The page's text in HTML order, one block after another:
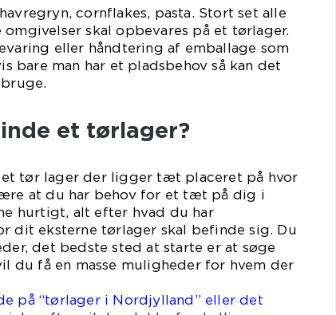
cornflakes, pasta. Stort set alle
skal opbevares på et tørlager.
eller håndtering af emballage som
bare man har et pladsbehov så kan det
et tørlager?
tør lager der ligger tæt placeret på hvor
at du har behov for et tæt på dig i
hurtigt, alt efter hvad du har
dit eksterne tørlager skal befinde sig. Du
det bedste sted at starte er at søge
du få en masse muligheder for hvem der
på “tørlager i Nordjylland” eller det